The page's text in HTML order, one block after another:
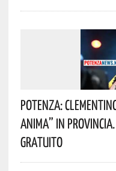
Potenza:
Anima” In
Gratuito